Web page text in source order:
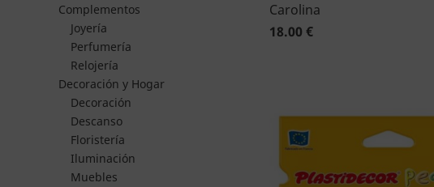
Complementos
Joyería
Perfumería
Relojería
Decoración y Hogar
Decoración
Descanso
Floristería
Iluminación
Muebles
Carolina
18.00 €